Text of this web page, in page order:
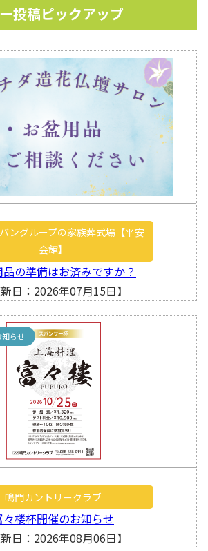
投稿ピックアップ
ングループの家族葬式場【平安
会館】
品の準備はお済みですか？
新日：2026年07月15日】
知らせ
鳴門カントリークラブ
々楼杯開催のお知らせ
新日：2026年08月06日】